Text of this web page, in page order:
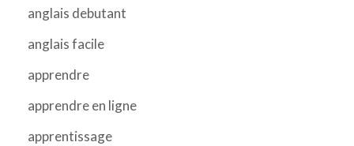
anglais debutant
anglais facile
apprendre
apprendre en ligne
apprentissage